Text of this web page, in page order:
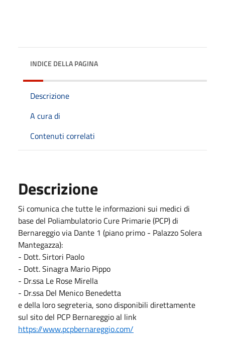
INDICE DELLA PAGINA
Descrizione
A cura di
Contenuti correlati
Descrizione
Si comunica che tutte le informazioni sui medici di
base del Poliambulatorio Cure Primarie (PCP) di
Bernareggio via Dante 1 (piano primo - Palazzo Solera
Mantegazza):
- Dott. Sirtori Paolo
- Dott. Sinagra Mario Pippo
- Dr.ssa Le Rose Mirella
- Dr.ssa Del Menico Benedetta
e della loro segreteria, sono disponibili direttamente
sul sito del PCP Bernareggio al link
https://www.pcpbernareggio.com/